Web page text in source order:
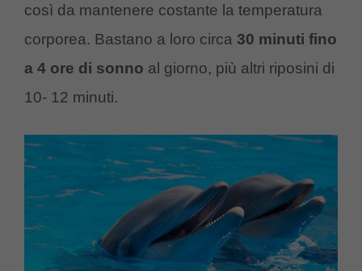
così da mantenere costante la temperatura
corporea. Bastano a loro circa 30 minuti fino
a 4 ore di sonno al giorno, più altri riposini di
10- 12 minuti.